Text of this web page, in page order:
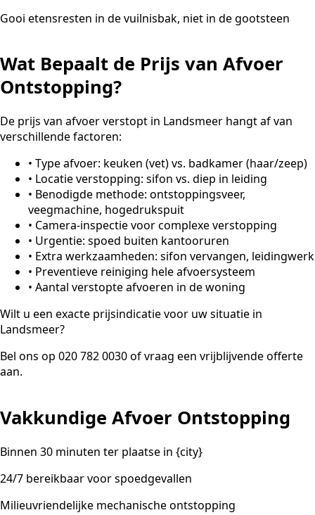
Gooi etensresten in de vuilnisbak, niet in de gootsteen
Wat Bepaalt de Prijs van Afvoer
Ontstopping?
De prijs van afvoer verstopt in Landsmeer hangt af van
verschillende factoren:
• Type afvoer: keuken (vet) vs. badkamer (haar/zeep)
• Locatie verstopping: sifon vs. diep in leiding
• Benodigde methode: ontstoppingsveer,
veegmachine, hogedrukspuit
• Camera-inspectie voor complexe verstopping
• Urgentie: spoed buiten kantooruren
• Extra werkzaamheden: sifon vervangen, leidingwerk
• Preventieve reiniging hele afvoersysteem
• Aantal verstopte afvoeren in de woning
Wilt u een exacte prijsindicatie voor uw situatie in
Landsmeer?
Bel ons op 020 782 0030 of vraag een vrijblijvende offerte
aan.
Vakkundige Afvoer Ontstopping
Binnen 30 minuten ter plaatse in {city}
24/7 bereikbaar voor spoedgevallen
Milieuvriendelijke mechanische ontstopping